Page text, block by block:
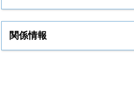
関係情報